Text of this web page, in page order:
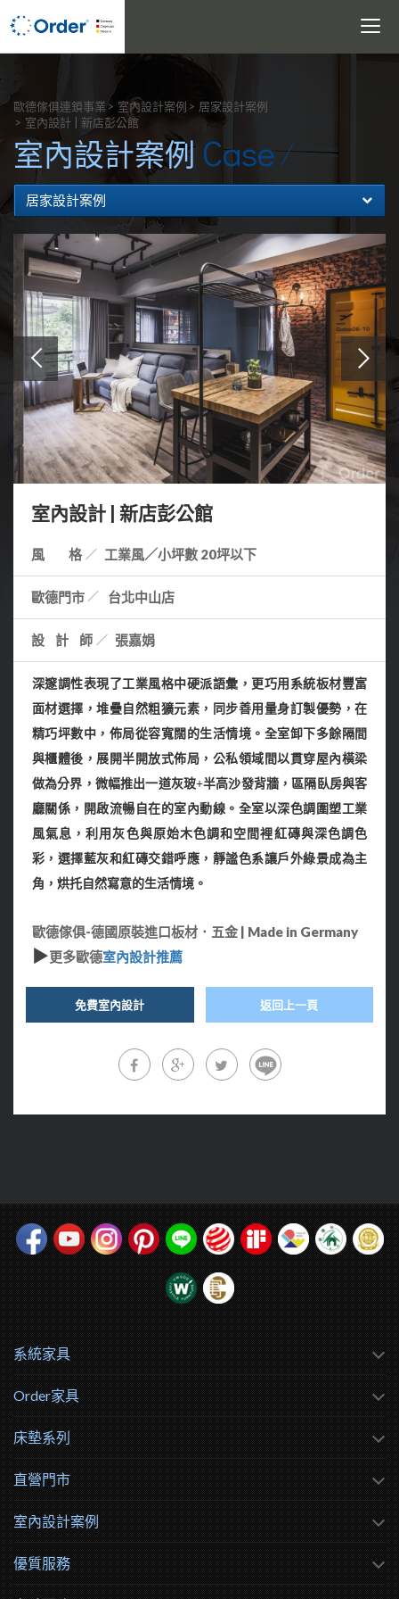
Toggle
歐德傢俱連鎖事業 室內設計案例
居家設計案例
室內設計 | 新店彭公館
室內設計案例 Case
居家設計案例
室內設計 | 新店彭公館
風 格 工業風／小坪數 20坪以下
歐德門市 台北中山店
設計師 張嘉娟
深邃調性表現了工業風格中硬派語彙，更巧用系統板材豐富
面材選擇，堆疊自然粗獷元素，同步善用量身訂製優勢，在
精巧坪數中，佈局從容寬闊的生活情境。 全室卸下多餘隔間
與櫃體後，展開半開放式佈局，公私領域間以貫穿屋內橫梁
做為分界，微幅推出一道灰玻+半高沙發背牆，區隔臥房與客
廳關係，開啟流暢自在的室內動線。 全室以深色調圍塑工業
風氣息，利用灰色與原始木色調和空間裡紅磚與深色調色
彩， 選擇藍灰和紅磚交錯呼應，靜謐色系讓戶外綠景成為主
角，烘托自然寫意的生活情境。
歐德傢俱-德國原裝進口板材．五金 | Made in Germany
▶更多歐德室內設計推薦
免費室內設計 返回上一頁
系統家具
Order家具
床墊系列
直營門市
室內設計案例
優質服務